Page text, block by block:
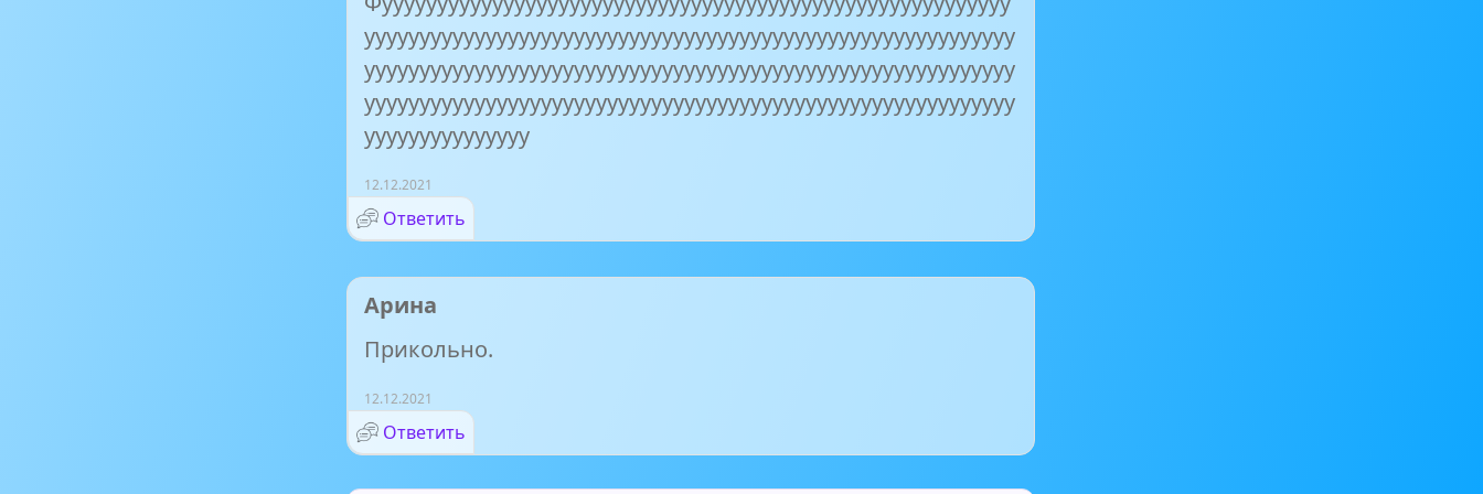
ууууууууууууууууууууууууууууууууууууууууууууууууууууууууууу
ууууууууууууууууууууууууууууууууууууууууууууууууууууууууууу
ууууууууууууууууууууууууууууууууууууууууууууууууууууууууууу
ууууууууууууууу
12.12.2021
Ответить
Арина
Прикольно.
12.12.2021
Ответить